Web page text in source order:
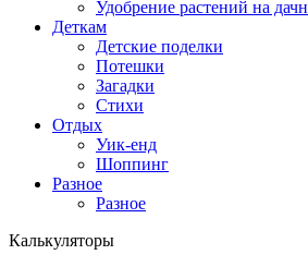
Удобрение растений на
Деткам
Детские поделки
Потешки
Загадки
Стихи
Отдых
Уик-енд
Шоппинг
Разное
Разное
Калькуляторы